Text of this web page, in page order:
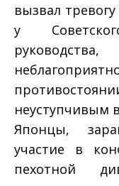
вызвал
у
неуступчивым
Японцы,
участие в
пехотной